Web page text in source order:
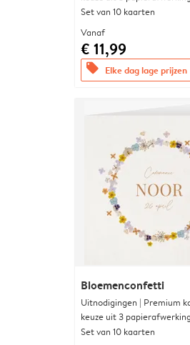
Set van 10 kaarten
Vanaf
€ 11,99
offers Elke dag lage prijzen
Bloemenconfetti
Uitnodigingen | Premium
keuze uit 3
Set van 10 kaarten